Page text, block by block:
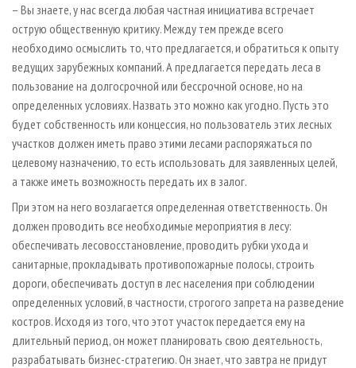
– Вы знаете, у нас всегда любая частная инициатива встречает
острую общественную критику. Между тем прежде всего
необходимо осмыслить то, что предлагается, и обратиться к опыту
ведущих зарубежных компаний. А предлагается передать леса в
пользование на долгосрочной или бессрочной основе, но на
определенных условиях. Назвать это можно как угодно. Пусть это
будет собственность или концессия, но пользователь этих лесных
участков должен иметь право этими лесами распоряжаться по
целевому назначению, то есть использовать для заявленных целей,
а также иметь возможность передать их в залог.
При этом на него возлагается определенная ответственность. Он
должен проводить все необходимые мероприятия в лесу:
обеспечивать лесовосстановление, проводить рубки ухода и
санитарные, прокладывать противопожарные полосы, строить
дороги, обеспечивать доступ в лес населения при соблюдении
определенных условий, в частности, строгого запрета на разведение
костров. Исходя из того, что этот участок передается ему на
длительный период, он может планировать свою деятельность,
разрабатывать бизнес-стратегию. Он знает, что завтра не придут